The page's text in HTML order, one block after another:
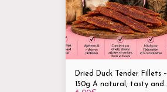
Dried Duck Tender Fillets –
150g A natural, tasty and